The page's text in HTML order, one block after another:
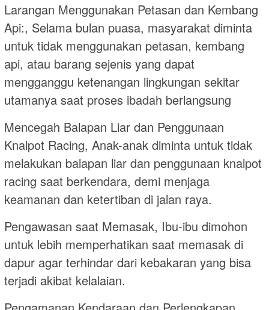
Larangan Menggunakan Petasan dan Kembang
Api:, Selama bulan puasa, masyarakat diminta
untuk tidak menggunakan petasan, kembang
api, atau barang sejenis yang dapat
mengganggu ketenangan lingkungan sekitar
utamanya saat proses ibadah berlangsung
Mencegah Balapan Liar dan Penggunaan
Knalpot Racing, Anak-anak diminta untuk tidak
melakukan balapan liar dan penggunaan knalpot
racing saat berkendara, demi menjaga
keamanan dan ketertiban di jalan raya.
Pengawasan saat Memasak, Ibu-ibu dimohon
untuk lebih memperhatikan saat memasak di
dapur agar terhindar dari kebakaran yang bisa
terjadi akibat kelalaian.